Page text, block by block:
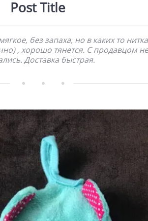
Post Title
без запаха, но в каких то
, хорошо тянется. С продавцом не
Доставка быстрая.